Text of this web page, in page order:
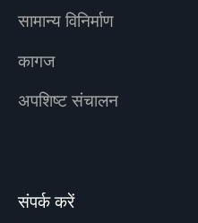
सामान्य विनिर्माण
कागज
अपशिष्ट संचालन
संपर्क करें